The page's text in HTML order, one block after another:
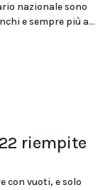
nazionale sono
e sempre più a...
riempite
con vuoti, e solo